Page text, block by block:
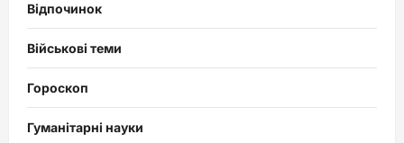
Відпочинок
Військові теми
Гороскоп
Гуманітарні науки